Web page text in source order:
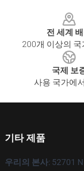
전 세계
200개 이상의 국
국제 보
사용 국가에
기타 제품
우리의 본사: 52701